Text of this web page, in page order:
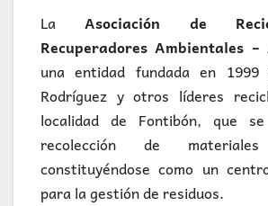
LaAsociación de
Recuperadores Ambientales –
una entidad fundada en
Rodríguez y otros líderes
localidad de Fontibón, que
recolección de materiales
constituyéndose como un
para la gestión de residuos.